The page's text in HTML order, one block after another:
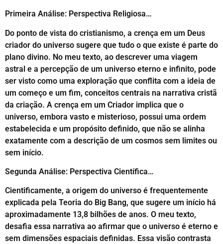
Primeira Análise: Perspectiva Religiosa…
Do ponto de vista do cristianismo, a crença em um Deus
criador do universo sugere que tudo o que existe é parte do
plano divino. No meu texto, ao descrever uma viagem
astral e a percepção de um universo eterno e infinito, pode
ser visto como uma exploração que conflita com a ideia de
um começo e um fim, conceitos centrais na narrativa cristã
da criação. A crença em um Criador implica que o
universo, embora vasto e misterioso, possui uma ordem
estabelecida e um propósito definido, que não se alinha
exatamente com a descrição de um cosmos sem limites ou
sem início.
Segunda Análise: Perspectiva Científica…
Cientificamente, a origem do universo é frequentemente
explicada pela Teoria do Big Bang, que sugere um início há
aproximadamente 13,8 bilhões de anos. O meu texto,
desafia essa narrativa ao afirmar que o universo é eterno e
sem dimensões espaciais definidas. Essa visão contrasta